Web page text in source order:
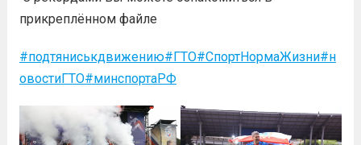
прикреплённом файле
#подтяниськдвижению#ГТО#СпортНормаЖизни#н
овостиГТО#минспортаРФ